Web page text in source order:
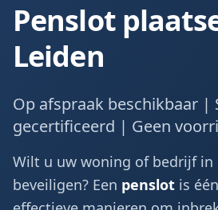
Penslot
Leiden
Op afspraak beschikbaar |
gecertificeerd | Geen
Wilt u uw woning of bedrijf in
beveiligen? Een penslot is